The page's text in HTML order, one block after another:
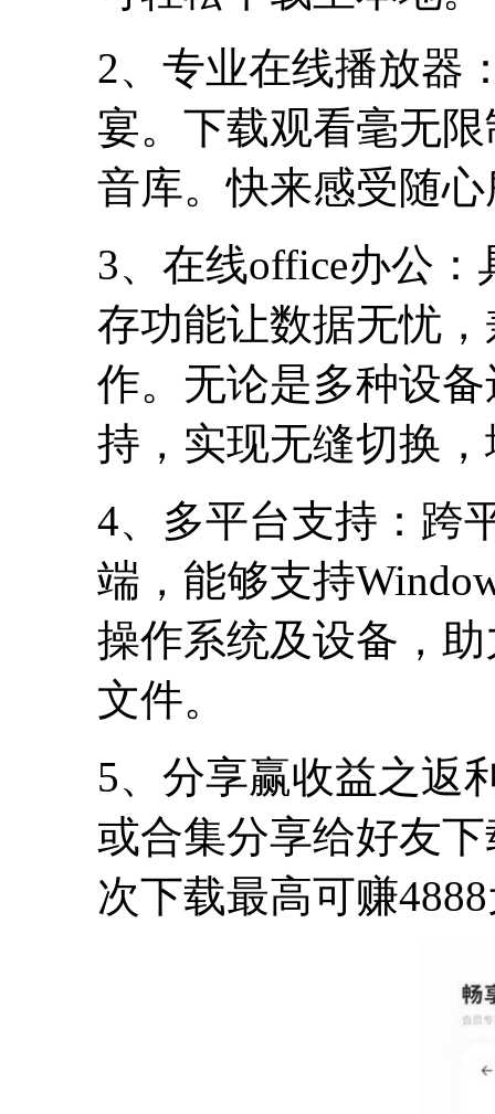
2、专业在线播放器
宴。下载观看毫无
音库。快来感受随
3、在线office办公
存功能让数据无忧
作。无论是多种设
持，实现无缝切换
4、多平台支持：跨
端，能够支持
操作系统及设备，
文件。
5、分享赢收益之返
或合集分享给好友
次下载最高可赚